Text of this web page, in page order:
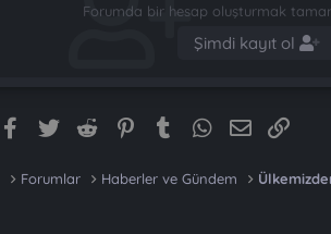
Forumda bir hesap oluşturmak
Şimdi kayıt ol
Facebook
Twitter Reddit PinterestTumblrWhatsApp
E-posta
Forumlar Haberler ve Gündem